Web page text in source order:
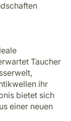
Taucher
ihr
bietet sich
einer neuen